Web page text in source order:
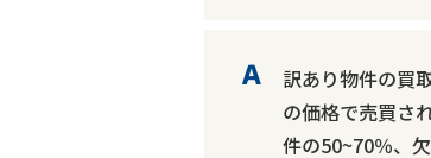
訳あり物件の買
の価格で売買さ
件の50~70％、